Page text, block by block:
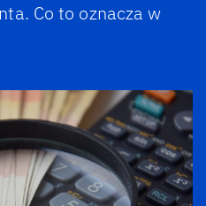
Co to oznacza w